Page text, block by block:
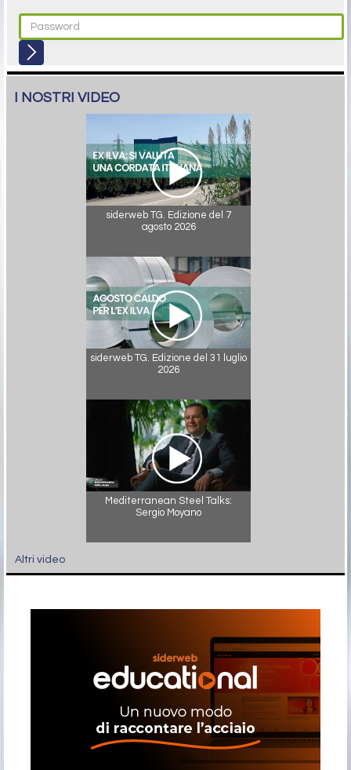
I NOSTRI VIDEO
siderweb TG. Edizione del 7
agosto 2026
siderweb TG. Edizione del 31 luglio
2026
Mediterranean Steel Talks:
Sergio Moyano
Altri video